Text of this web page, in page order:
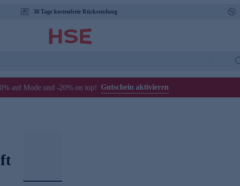
30 Tage kostenfreie Rücksendung
auf Mode und -20% on top! Gutschein aktivieren